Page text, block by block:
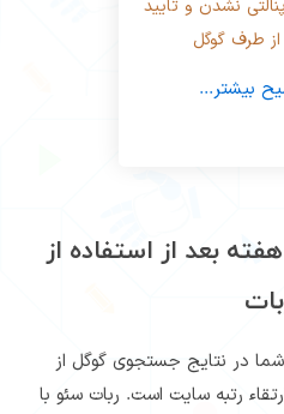
100% پنالتی نشدن و تایید
از طرف گوگل
بیشتر...
ارتقاء رتبه سایت 1 هفته بعد از استفاده از
در نتایج جستجوی گوگل از
رتبه سایت است. ربات سئو با